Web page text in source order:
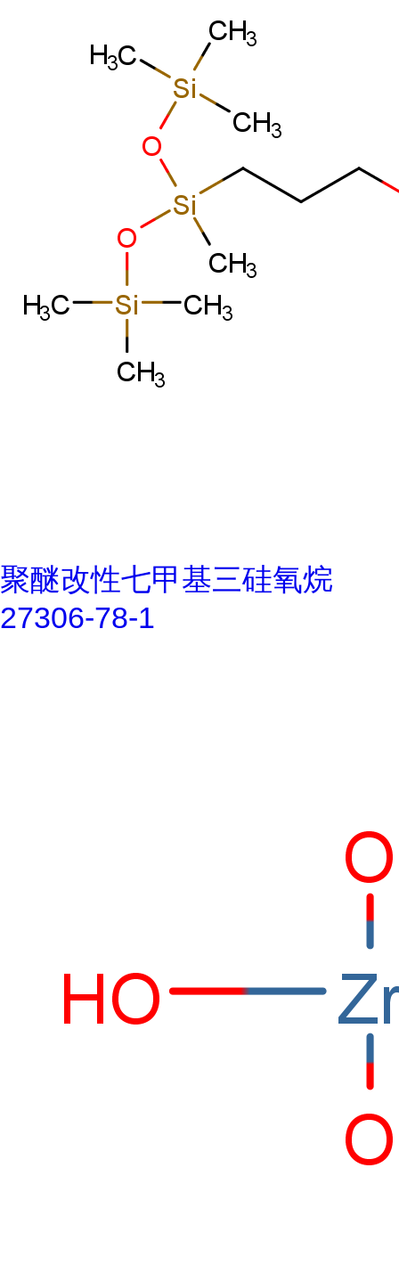
聚醚改性七甲基三硅氧烷
27306-78-1